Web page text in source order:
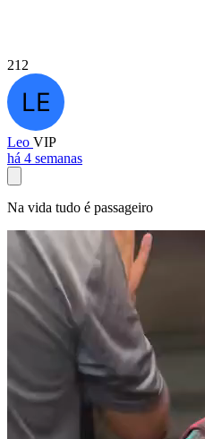
212
Leo VIP
há 4 semanas
Na vida tudo é passageiro